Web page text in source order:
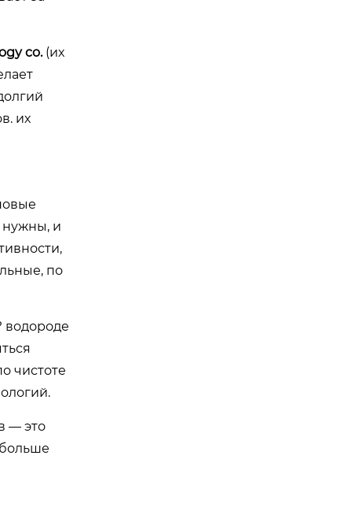
co.(их
их
нужны, и
по
водороде
чистоте
— это